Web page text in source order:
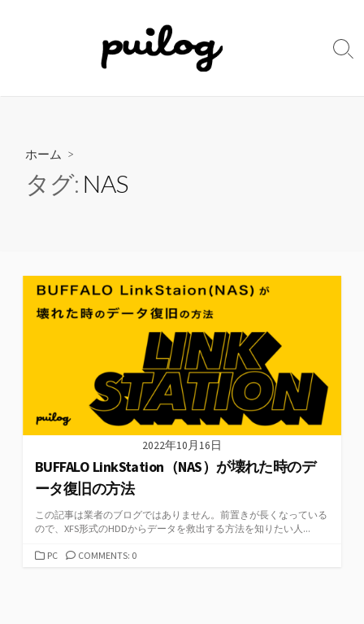
検
ホーム >
タグ: NAS
2022年10月16日
BUFFALO LinkStation（NAS）が壊れた時のデ
ータ復旧の方法
この記事は業者のブログではありません。前置きが長くなっている
ので、XFS形式のHDDからデータを救出する方法を知りたい人...
カPC COMMENTS: 0